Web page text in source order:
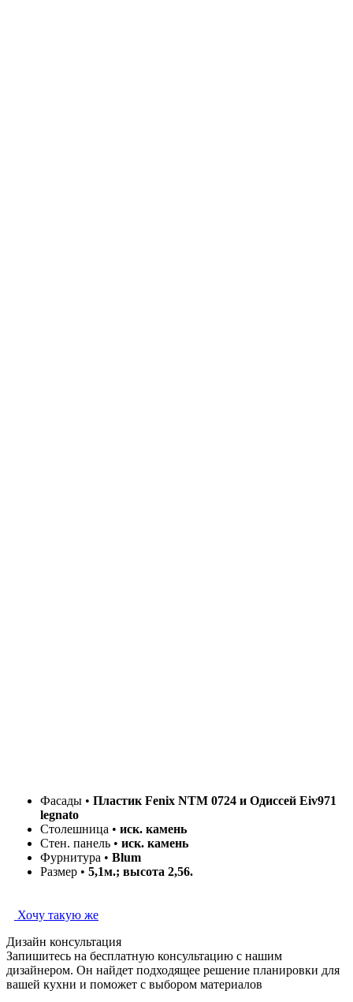
Фасады • Пластик Fenix NTM 0724 и Одиссей Eiv971
legnato
Столешница • иск. камень
Стен. панель • иск. камень
Фурнитура • Blum
Размер • 5,1м.; высота 2,56.
Хочу такую же
Дизайн консультация
Запишитесь на бесплатную консультацию с нашим
дизайнером. Он найдет подходящее решение планировки для
вашей кухни и поможет с выбором материалов